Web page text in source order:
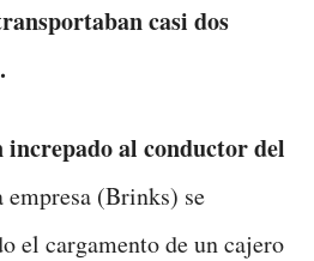
casi dos
al conductor del
empresa (Brinks) se
el cargamento de un cajero